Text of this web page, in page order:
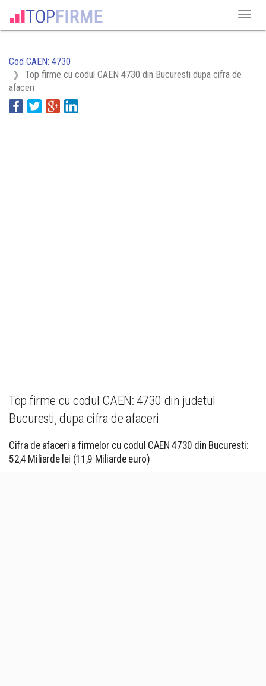
Cod CAEN: 4730
Top firme cu codul CAEN 4730 din Bucuresti dupa cifra de
afaceri
Top firme cu codul CAEN: 4730 din judetul
Bucuresti, dupa cifra de afaceri
Cifra de afaceri a firmelor cu codul CAEN 4730 din Bucuresti:
52,4 Miliarde lei (11,9 Miliarde euro)